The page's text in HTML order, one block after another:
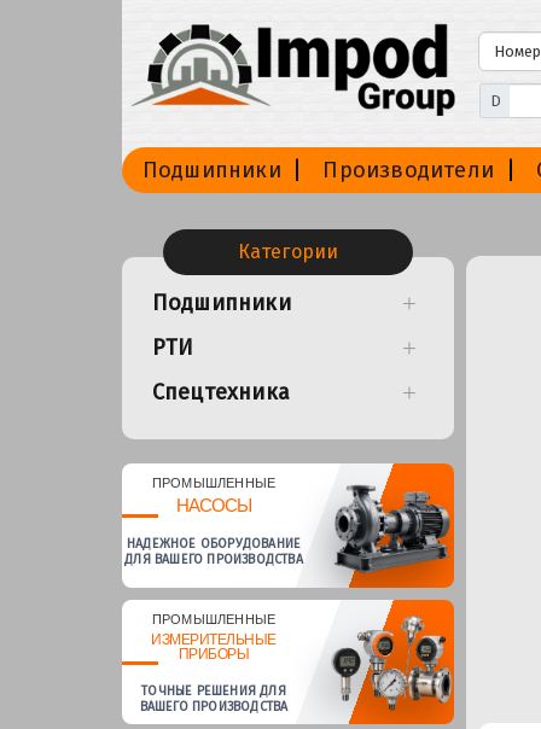
D
Подшипники Производители
Категории
Подшипники
РТИ
Спецтехника
ПРОМЫШЛЕННЫЕ
НАСОСЫ
НАДЕЖНОЕ ОБОРУДОВАНИЕ
ДЛЯ ВАШЕГО ПРОИЗВОДСТВА
ПРОМЫШЛЕННЫЕ
ИЗМЕРИТЕЛЬНЫЕ
ПРИБОРЫ
ТОЧНЫЕ РЕШЕНИЯ ДЛЯ
ВАШЕГО ПРОИЗВОДСТВА